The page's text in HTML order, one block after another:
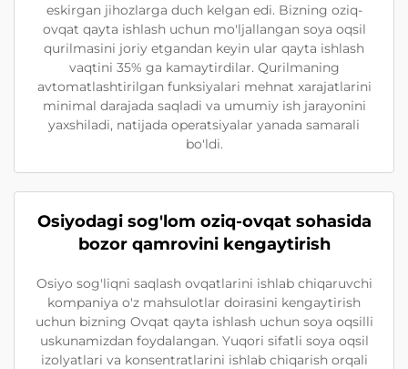
eskirgan jihozlarga duch kelgan edi. Bizning oziq-
ovqat qayta ishlash uchun mo'ljallangan soya oqsil
qurilmasini joriy etgandan keyin ular qayta ishlash
vaqtini 35% ga kamaytirdilar. Qurilmaning
avtomatlashtirilgan funksiyalari mehnat xarajatlarini
minimal darajada saqladi va umumiy ish jarayonini
yaxshiladi, natijada operatsiyalar yanada samarali
bo'ldi.
Osiyodagi sog'lom oziq-ovqat sohasida
bozor qamrovini kengaytirish
Osiyo sog'liqni saqlash ovqatlarini ishlab chiqaruvchi
kompaniya o'z mahsulotlar doirasini kengaytirish
uchun bizning Ovqat qayta ishlash uchun soya oqsilli
uskunamizdan foydalangan. Yuqori sifatli soya oqsil
izolyatlari va konsentratlarini ishlab chiqarish orqali